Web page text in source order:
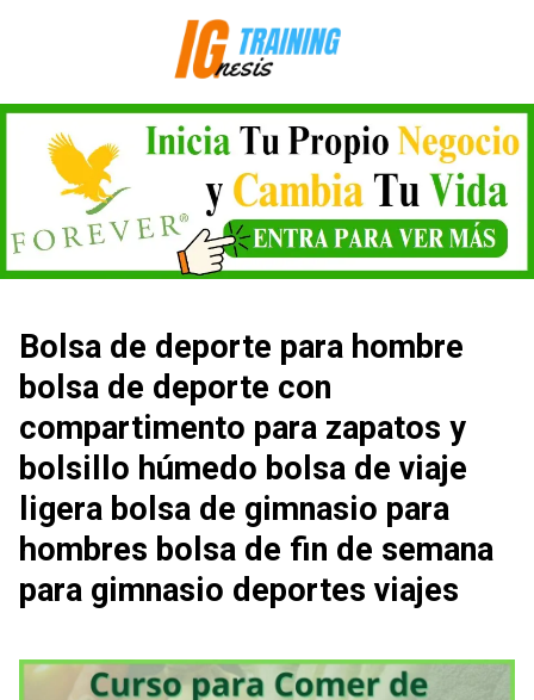
Bolsa de deporte para hombre
bolsa de deporte con
compartimento para zapatos y
bolsillo húmedo bolsa de viaje
ligera bolsa de gimnasio para
hombres bolsa de fin de semana
para gimnasio deportes viajes